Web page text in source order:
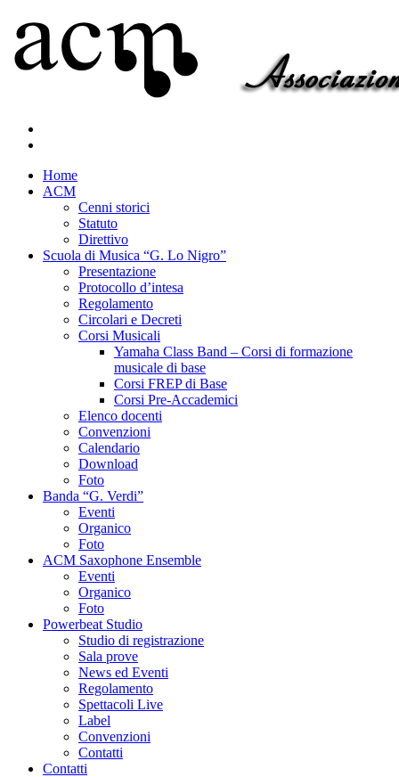
Home
ACM
Cenni storici
Statuto
Direttivo
Scuola di Musica “G. Lo Nigro”
Presentazione
Protocollo d’intesa
Regolamento
Circolari e Decreti
Corsi Musicali
Yamaha Class Band – Corsi di formazione
musicale di base
Corsi FREP di Base
Corsi Pre-Accademici
Elenco docenti
Convenzioni
Calendario
Download
Foto
Banda “G. Verdi”
Eventi
Organico
Foto
ACM Saxophone Ensemble
Eventi
Organico
Foto
Powerbeat Studio
Studio di registrazione
Sala prove
News ed Eventi
Regolamento
Spettacoli Live
Label
Convenzioni
Contatti
Contatti